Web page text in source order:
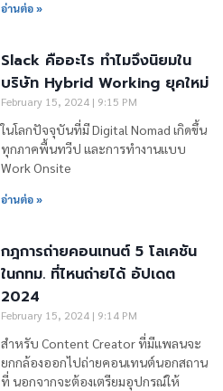
อ่านต่อ »
Slack คืออะไร ทำไมจึงนิยมใน
บริษัท Hybrid Working ยุคใหม่
February 15, 2024 9:15 PM
ในโลกปัจจุบันที่มี Digital Nomad เกิดขึ้น
ทุกภาคพื้นทวีป และการทำงานแบบ
Work Onsite
อ่านต่อ »
กฎการถ่ายคอนเทนต์ 5 โลเคชัน
ในกทม. ที่ไหนถ่ายได้ อัปเดต
2024
February 15, 2024 9:14 PM
สำหรับ Content Creator ที่มีแพลนจะ
ยกกล้องออกไปถ่ายคอนเทนต์นอกสถาน
ที่ นอกจากจะต้องเตรียมอุปกรณ์ให้